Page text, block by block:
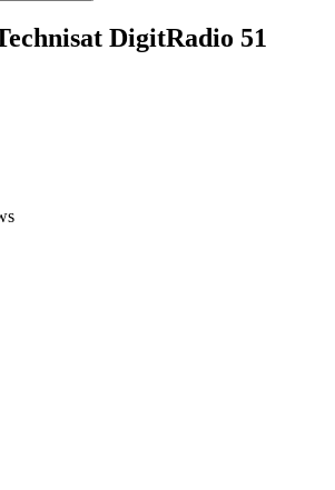
DigitRadio 51